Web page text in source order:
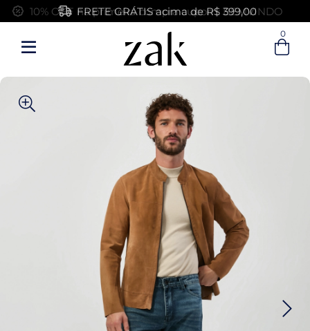
FRETE GRÁTIS acima de R$ 399,00
0